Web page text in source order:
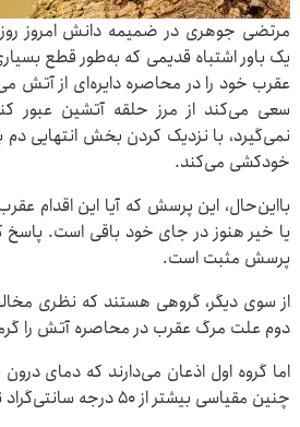
مرتضی جوهری در ضمیمه دانش امروز
یک باور اشتباه قدیمی که به‌طور قطع
عقرب خود را در محاصره دایره‌ای از آتش
سعی می‌کند از مرز حلقه آتشین عبور
نمی‌گیرد، با نزدیک کردن بخش انتهایی
خودکشی می‌کند.
بااین‌حال، این پرسش که آیا این اقدام
یا خیر هنوز در جای خود باقی است. پاسخ
پرسش مثبت است.
از سوی دیگر، گروهی هستند که نظری
دوم علت مرگ عقرب در محاصره آتش را
اما گروه اول اذعان می‌دارند که دمای
چنین مقیاسی بیشتر از 50 درجه سانتی‌گراد نیست.